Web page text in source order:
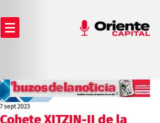
Cohete XITZIN-II de la
7 sept 2023